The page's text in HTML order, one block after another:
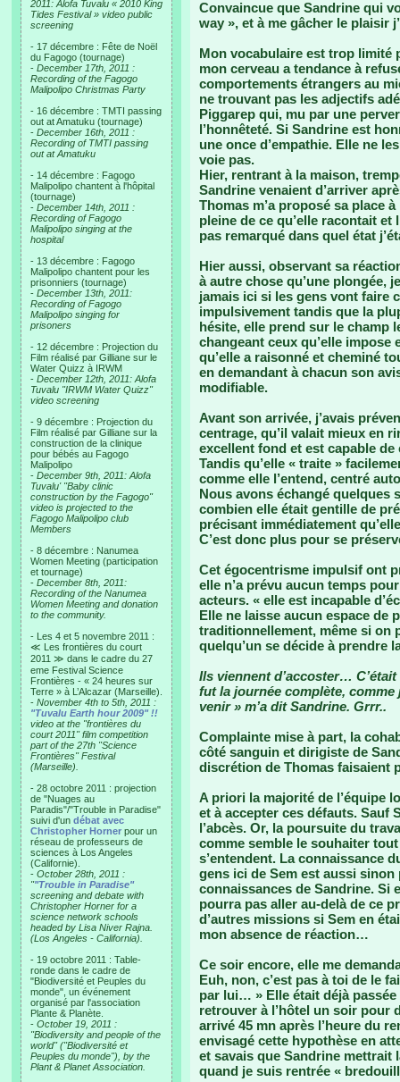
2011: Alofa Tuvalu « 2010 King
Tides Festival » video public
screening
- 17 décembre : Fête de Noël
du Fagogo (tournage)
- December 17th, 2011 :
Recording of the Fagogo
Malipolipo Christmas Party
- 16 décembre : TMTI passing
out at Amatuku (tournage)
- December 16th, 2011 :
Recording of TMTI passing
out at Amatuku
- 14 décembre : Fagogo
Malipolipo chantent à l'hôpital
(tournage)
- December 14th, 2011 :
Recording of Fagogo
Malipolipo singing at the
hospital
- 13 décembre : Fagogo
Malipolipo chantent pour les
prisonniers (tournage)
- December 13th, 2011:
Recording of Fagogo
Malipolipo singing for
prisoners
- 12 décembre : Projection du
Film réalisé par Gilliane sur le
Water Quizz à IRWM
- December 12th, 2011: Alofa
Tuvalu "IRWM Water Quizz"
video screening
- 9 décembre : Projection du
Film réalisé par Gilliane sur la
construction de la clinique
pour bébés au Fagogo
Malipolipo
- December 9th, 2011: Alofa
Tuvalu' "Baby clinic
construction by the Fagogo"
video is projected to the
Fagogo Malipolipo club
Members
- 8 décembre : Nanumea
Women Meeting (participation
et tournage)
- December 8th, 2011:
Recording of the Nanumea
Women Meeting and donation
to the community.
- Les 4 et 5 novembre 2011 :
≪ Les frontières du court
2011 ≫ dans le cadre du 27
eme Festival Science
Frontières - « 24 heures sur
Terre » à L’Alcazar (Marseille).
- November 4th to 5th, 2011 :
"Tuvalu Earth hour 2009" !!
video at the "frontières du
court 2011" film competition
part of the 27th "Science
Frontières" Festival
(Marseille).
- 28 octobre 2011 : projection
de "Nuages au
Paradis"/"Trouble in Paradise"
suivi d'un débat avec
Christopher Horner pour un
réseau de professeurs de
sciences à Los Angeles
(Californie).
- October 28th, 2011 :
""Trouble in Paradise"
screening and debate with
Christopher Horner for a
science network schools
headed by Lisa Niver Rajna.
(Los Angeles - California).
- 19 octobre 2011 : Table-
ronde dans le cadre de
"Biodiversité et Peuples du
monde", un événement
organisé par l'association
Plante & Planète.
- October 19, 2011 :
"Biodiversity and people of the
world" ("Biodiversité et
Peuples du monde"), by the
Plant & Planet Association.
Convaincue que Sandrine qui
way », et à me gâcher le plaisir
Mon vocabulaire est trop limité
mon cerveau a tendance à
comportements étrangers au
ne trouvant pas les adjectifs
Piggarep qui, mu par une
l’honnêteté. Si Sandrine est
une once d’empathie. Elle ne
voie pas.
Hier, rentrant à la maison,
Sandrine venaient d’arriver
Thomas m’a proposé sa place
pleine de ce qu’elle racontait et
pas remarqué dans quel état
Hier aussi, observant sa
à autre chose qu’une plongée,
jamais ici si les gens vont faire
impulsivement tandis que la
hésite, elle prend sur le champ
changeant ceux qu’elle impose
qu’elle a raisonné et cheminé
en demandant à chacun son
modifiable.
Avant son arrivée, j’avais
centrage, qu’il valait mieux en
excellent fond et est capable
Tandis qu’elle « traite »
comme elle l’entend, centré
Nous avons échangé quelques
combien elle était gentille de
précisant immédiatement
C’est donc plus pour se
Cet égocentrisme impulsif ont
elle n’a prévu aucun temps
acteurs. « elle est incapable
Elle ne laisse aucun espace de
traditionnellement, même si on
quelqu’un se décide à prendre
Ils viennent d’accoster…
fut la journée complète, comme
venir » m’a dit Sandrine. Grrr..
Complainte mise à part, la
côté sanguin et dirigiste de
discrétion de Thomas faisaient
A priori la majorité de l’équipe
et à accepter ces défauts. Sauf
l’abcès. Or, la poursuite du
comme semble le souhaiter
s’entendent. La connaissance
gens ici de Sem est aussi
connaissances de Sandrine. Si
pourra pas aller au-delà de ce
d’autres missions si Sem en
mon absence de réaction…
Ce soir encore, elle me
Euh, non, c’est pas à toi de le
par lui… » Elle était déjà
retrouver à l’hôtel un soir pour
arrivé 45 mn après l’heure du
envisagé cette hypothèse en
et savais que Sandrine mettrait
quand je suis rentrée «